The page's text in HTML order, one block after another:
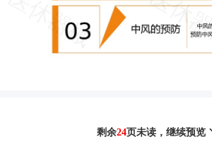
剩余24页未读， 继续预览